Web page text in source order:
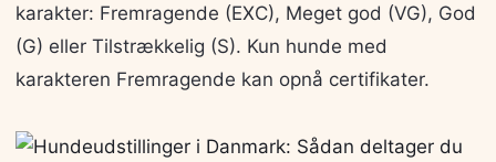
karakter: Fremragende (EXC), Meget god (VG), God
(G) eller Tilstrækkelig (S). Kun hunde med
karakteren Fremragende kan opnå certifikater.